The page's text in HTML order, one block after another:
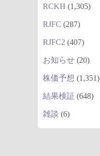
RCKH (1,305)
RJFC (287)
RJFC2 (407)
お知らせ (20)
株価予想 (1,351)
結果検証 (648)
雑談 (6)